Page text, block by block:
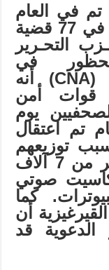
في العام
الحالي في قيرغيزيا النظر في 77 قضية
التحـرير
في
(
CNA) أنه
أمن
يوم
تم اعتقال
توزيعهم
مواد هدامة وتم ضبط أكثر من 7 آلاف
و359 كتاباً، و94 كاسيت صوتي
و3 كمبيوترات. كما
أن
قد